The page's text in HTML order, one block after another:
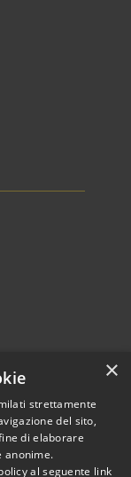
2026 • Comune di
Teresa Gallura •
byMunicipium
×
strettamente
del sito,
di elaborare
anonime.
al seguente link